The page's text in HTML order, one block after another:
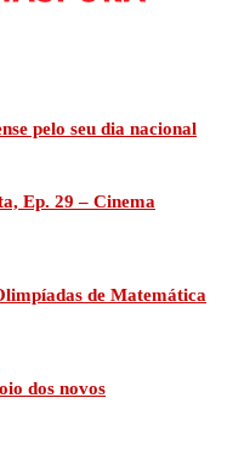
pelo seu dia nacional
Ep. 29 – Cinema
de Matemática
dos novos